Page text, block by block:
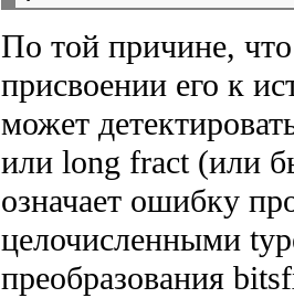
По той причине,
присвоении его к
может
или long fract (или
означает ошибку
целочисленными
преобразования